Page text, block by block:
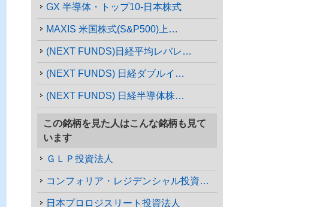
GX 半導体・トップ10-日本株式
MAXIS 米国株式(S&P500)上…
(NEXT FUNDS)日経平均レバレ…
(NEXT FUNDS) 日経ダブルイ…
(NEXT FUNDS) 日経半導体株…
この銘柄を見た人はこんな銘柄も見て
います
ＧＬＰ投資法人
コンフォリア・レジデンシャル投資法人
日本プロロジスリート投資法人